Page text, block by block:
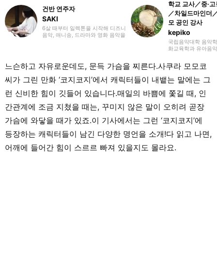
건반 연주자
SAKI
6살 때부터 일렉톤을 시작해 디즈니
음악, 애니송, 드라마와 영화 음악을
을 살려 학생 시절에는 신시사이저
와 피아노도 시작했고, 학교 주최 행
사에도 출연했습니다. 라이터로서
는 음악 관련 기사뿐만 아니라 다양
한 장르의 글을 다뤄왔기 때문에, 그
동안의 경험을 바탕으로 ‘해보고 싶
다!’, ‘들어보고 싶다!’라고 느낄 수 있
는 글을 전해드리고 싶습니다!
학교 교사／중·
／차일드마인더
모 공인 강사
kepiko
국립음악대학 음악
화교육학과 유아음
쿠사바 준 선생님이
다. 대학 졸업 후 유
년간, 방과후 보육
간 근무한 뒤, 싱가
에서 음악 교사로
만 아니라 일본 문
레크리에이션 등을
하며 많은 아이들과
다. 그 후 쇼가쿠칸
이터, 기획, 편집 일
어른들과의 만남을
는 것의 즐거움을 경
서 키운 시각과 편집
을 살려, 인풋과 아
느슨하고 자유로운데도, 문득 가슴을 찌른다.사쿠라 모모코
씨가 그린 만화 ‘코지코지’에서 캐릭터들이 내뱉는 말에는 그
런 신비한 힘이 깃들어 있습니다.매일의 바쁨에 쫓길 때, 인
간관계에 조금 지쳤을 때는, 꾸미지 않은 말이 오히려 곧장
가슴에 와닿을 때가 있죠.이 기사에서는 그런 ‘코지코지’에
등장하는 캐릭터들이 남긴 다양한 명언을 소개!다 읽고 나면,
어깨에 들어간 힘이 스르르 빠져 있을지도 몰라요.